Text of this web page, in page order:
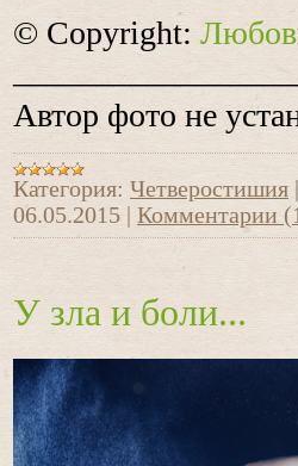
© Copyright:
Автор фото не
Категория: Четверостишия
06.05.2015
Комментарии
У зла и боли...